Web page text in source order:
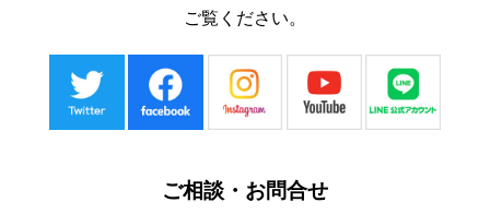
ご覧ください。
ご相談・お問合せ